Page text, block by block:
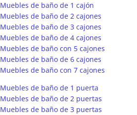
Muebles de baño de 1 cajón
Muebles de baño de 2 cajones
Muebles de baño de 3 cajones
Muebles de baño de 4 cajones
Muebles de baño con 5 cajones
Muebles de baño de 6 cajones
Muebles de baño con 7 cajones
Muebles de baño de 1 puerta
Muebles de baño de 2 puertas
Muebles de baño de 3 puertas